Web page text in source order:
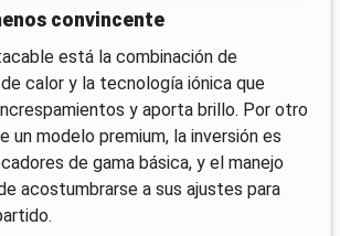
convincente
está la combinación de
calor y la tecnología iónica que
y aporta brillo. Por otro
un modelo premium, la inversión es
de gama básica, y el manejo
acostumbrarse a sus ajustes para